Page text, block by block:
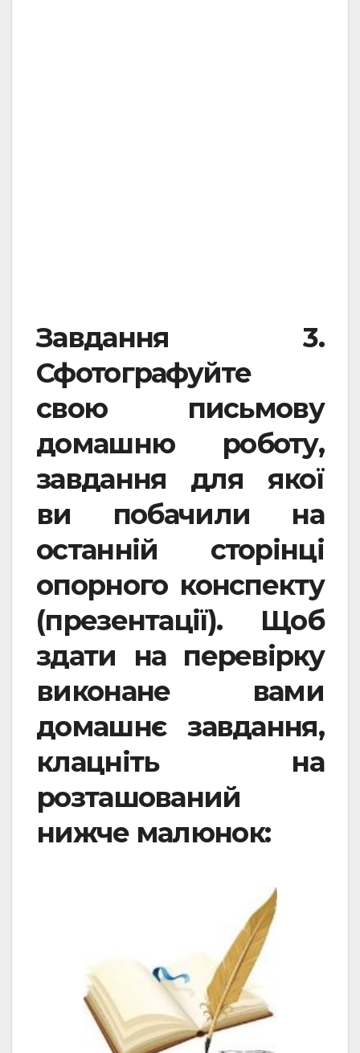
Завдання 3.
Сфотографуйте
свою письмову
домашню роботу,
завдання для якої
ви побачили на
останній сторінці
опорного конспекту
(презентації). Щоб
здати на перевірку
виконане вами
домашнє завдання,
клацніть на
розташований
нижче малюнок: